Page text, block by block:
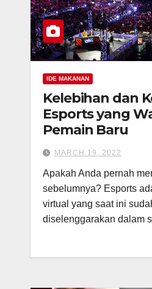
IDE MAKANAN
Kelebihan dan
Esports yang
Pemain Baru
MARCH 19, 2022
Apakah Anda pernah
sebelumnya? Esports
virtual yang saat ini
diselenggarakan dalam